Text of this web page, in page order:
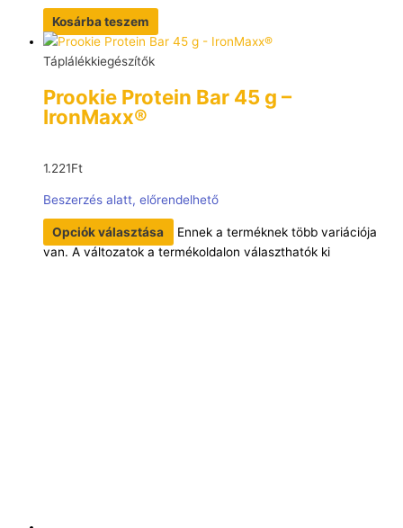
Kosárba teszem
Táplálékkiegészítők
Prookie Protein Bar 45 g –
IronMaxx®
1.221Ft
Beszerzés alatt, előrendelhető
Opciók választása
Ennek a terméknek több variációja
van. A változatok a termékoldalon választhatók ki